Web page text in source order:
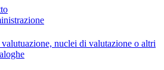
nuclei di valutazione o altri